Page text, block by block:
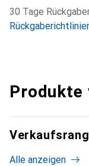
30 Tage
Produkte
Alle anzeigen